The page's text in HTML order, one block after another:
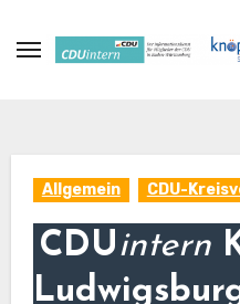
Inhalt
Allgemein CDU-
CDUintern